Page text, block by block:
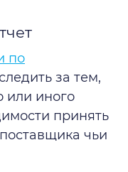
по
за тем,
или иного
принять
чьи